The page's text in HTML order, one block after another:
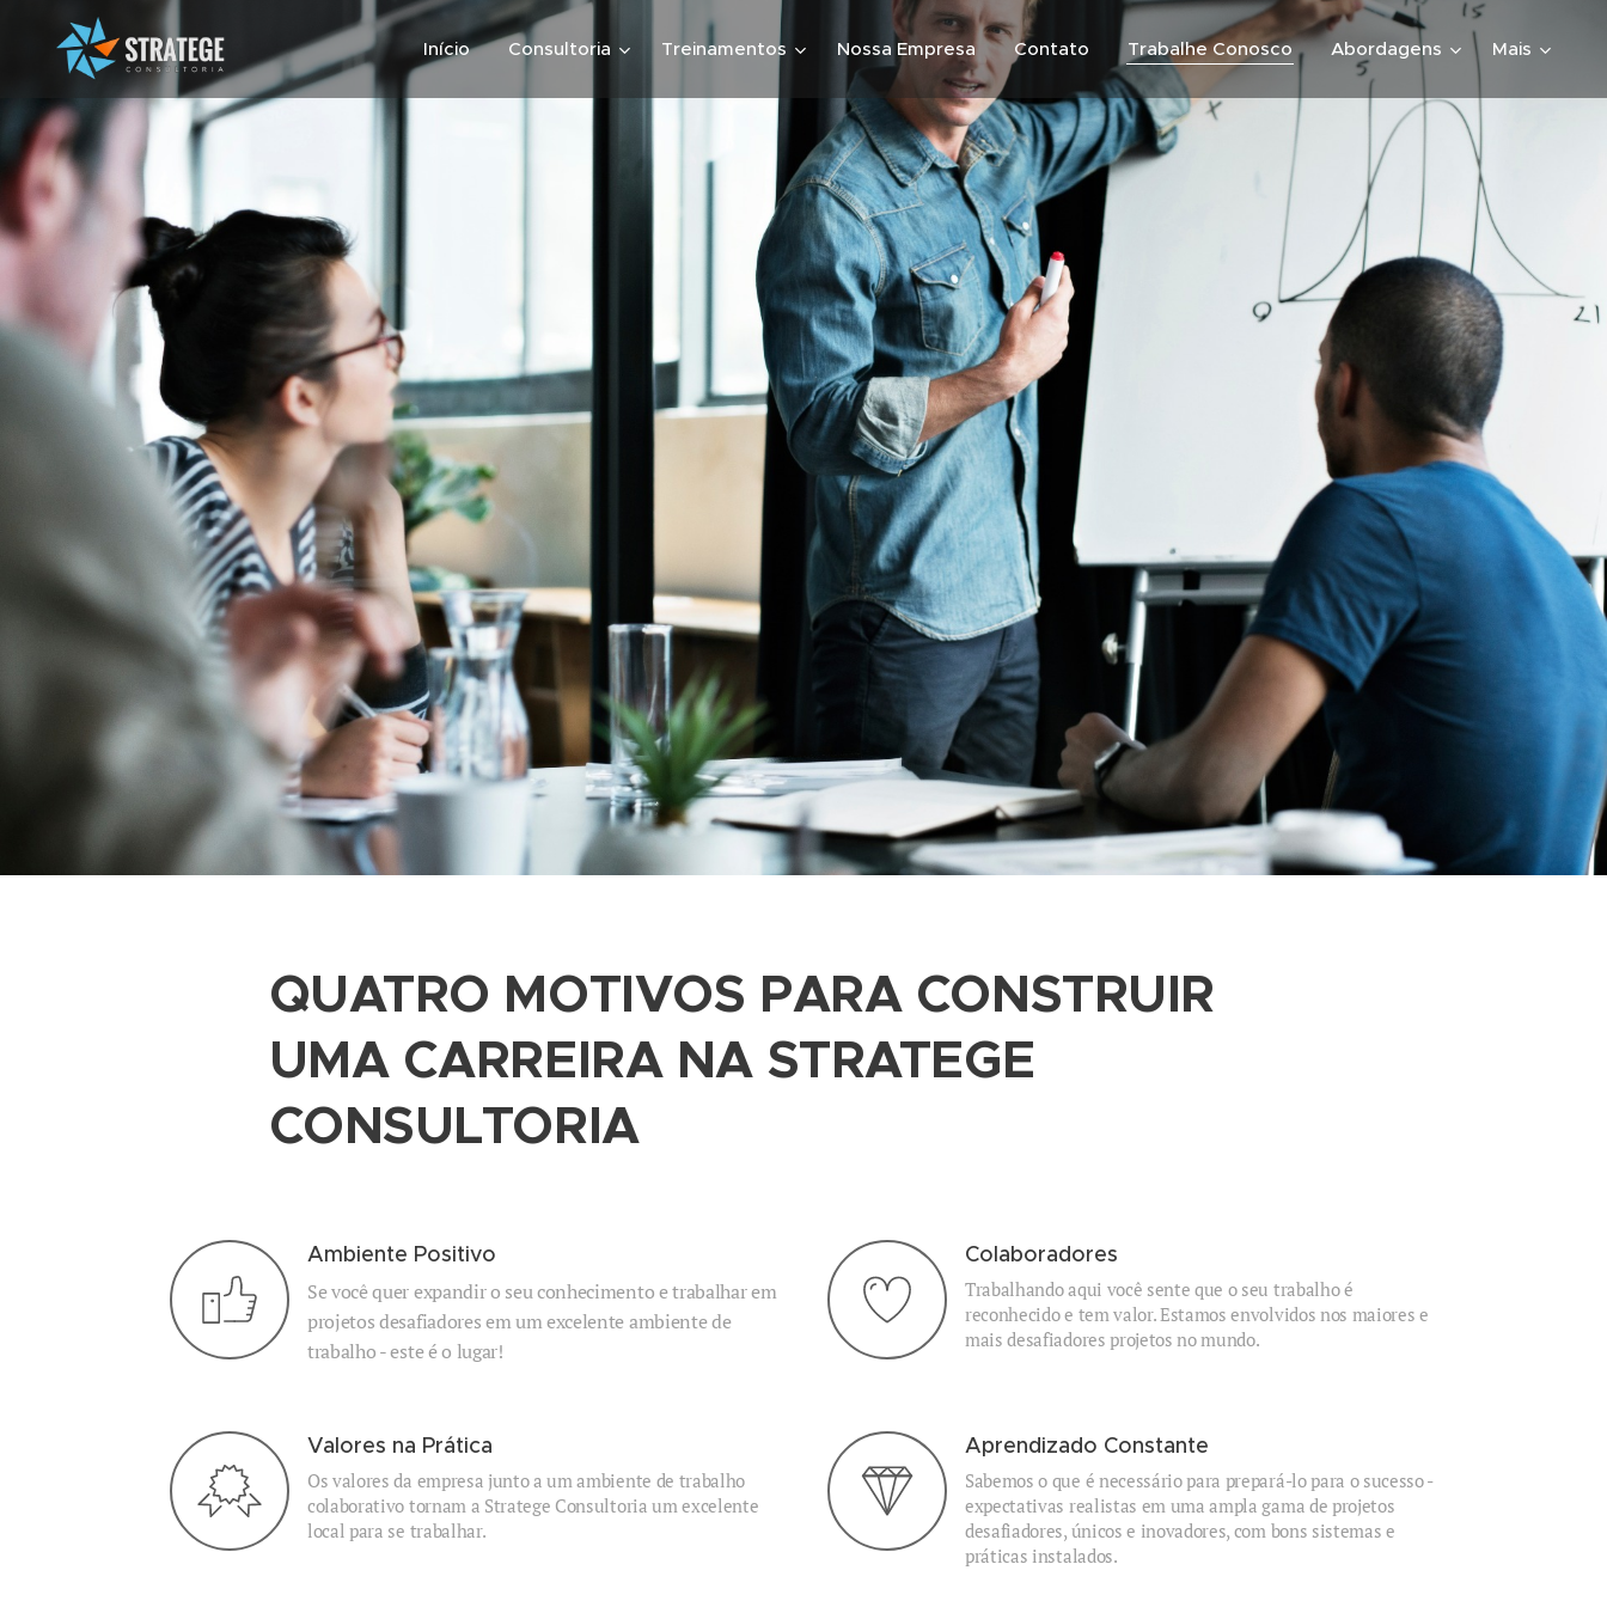
Início Consultoria Treinamentos Nossa Empresa Contato Trabalhe Conosco Abordagens Mais
QUATRO MOTIVOS PARA CONSTRUIR
UMA CARREIRA NA STRATEGE
CONSULTORIA
Ambiente Positivo
Se você quer expandir o seu conhecimento e trabalhar em
projetos desafiadores em um excelente ambiente de
trabalho - este é o lugar!
Colaboradores
Trabalhando aqui você sente que o seu trabalho é
reconhecido e tem valor. Estamos envolvidos nos maiores e
mais desafiadores projetos no mundo.
Valores na Prática
Os valores da empresa junto a um ambiente de trabalho
colaborativo tornam a Stratege Consultoria um excelente
local para se trabalhar.
Aprendizado Constante
Sabemos o que é necessário para prepará-lo para o sucesso -
expectativas realistas em uma ampla gama de projetos
desafiadores, únicos e inovadores, com bons sistemas e
práticas instalados.